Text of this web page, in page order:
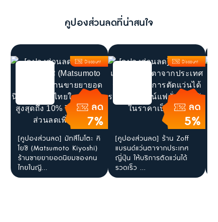
คูปองส่วนลดที่น่าสนใจ
ลด
7%
Discount
[คูปองส่วนลด] มัทสึโมโตะ คิ
โยชิ (Matsumoto Kiyoshi)
ร้านขายยายอดนิยมของคน
ไทยในญี...
ลด
5%
Discount
[คูปองส่วนลด] ร้าน Zoff
แบรนด์แว่นตาจากประเทศ
ญี่ปุ่น ให้บริการตัดแว่นได้
รวดเร็ว ...